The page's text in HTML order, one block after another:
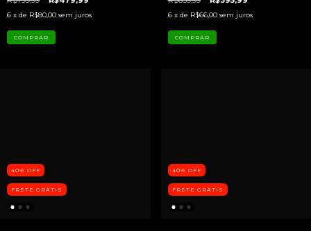
6 x de R$80,00 sem juros
COMPRAR
6 x de R$66,00 sem juros
COMPRAR
40% OFF
FRETE GRÁTIS
40% OFF
FRETE GRÁTIS